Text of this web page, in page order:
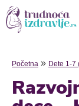
Početna » Dete 1-7